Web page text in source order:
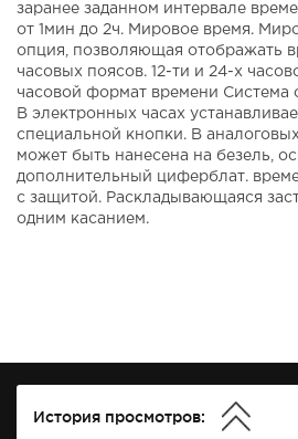
заранее заданном интервале
от 1мин до 2ч. Мировое время.
опция, позволяющая отображать
часовых поясов. 12-ти и 24-х
часовой формат времени Система
В электронных часах
специальной кнопки. В
может быть нанесена на безель,
дополнительный циферблат.
с защитой. Раскладывающаяся
одним касанием.
История просмотров: